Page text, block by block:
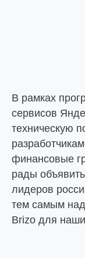
В рамках
сервисов
техническую
финансовые
рады
лидеров
тем самым
Brizo для